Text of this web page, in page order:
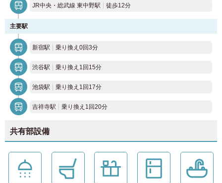
JR中央・総武線 東中野駅 徒歩12分
主要駅
新宿駅 乗り換え0回3分
渋谷駅 乗り換え1回15分
池袋駅 乗り換え1回17分
吉祥寺駅 乗り換え1回20分
共有部設備